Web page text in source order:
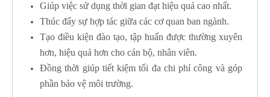
Giúp việc sử dụng thời gian đạt hiệu quả cao nhất.
Thúc đẩy sự hợp tác giữa các cơ quan ban ngành.
Tạo điều kiện đào tạo, tập huấn được thường xuyên
hơn, hiệu quả hơn cho cán bộ, nhân viên.
Đồng thời giúp tiết kiệm tối đa chi phí công và góp
phần bảo vệ môi trường.